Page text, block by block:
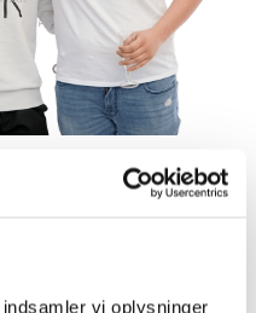
vi oplysninger
du bruger en andens